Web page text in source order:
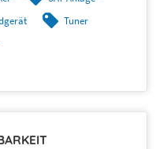
Tuner